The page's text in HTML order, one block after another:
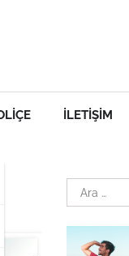
İLETIŞIM
Arama: